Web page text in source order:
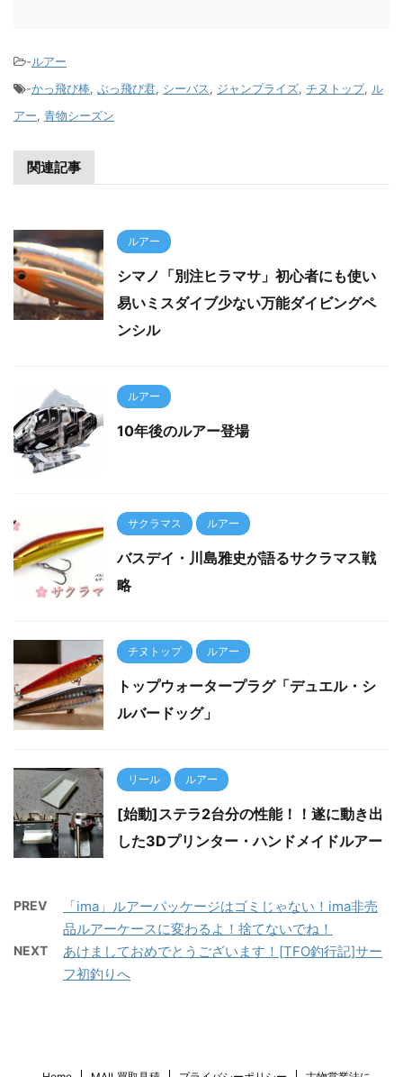
-ルアー
-かっ飛び棒, ぶっ飛び君, シーバス, ジャンプライズ, チヌトップ, ル
アー, 青物シーズン
関連記事
ルアー
シマノ「別注ヒラマサ」初心者にも使い
易いミスダイブ少ない万能ダイビングペ
ンシル
ルアー
10年後のルアー登場
サクラマス ルアー
バスデイ・川島雅史が語るサクラマス戦
略
チヌトップ ルアー
トップウォータープラグ「デュエル・シ
ルバードッグ」
リール ルアー
[始動]ステラ2台分の性能！！遂に動き出
した3Dプリンター・ハンドメイドルアー
PREV
「ima」ルアーパッケージはゴミじゃない！ima非売
品ルアーケースに変わるよ！捨てないでね！
NEXT
あけましておめでとうございます！[TFO釣行記]サー
フ初釣りへ